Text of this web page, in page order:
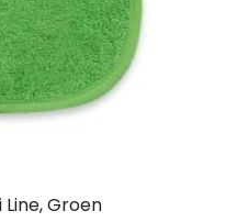
Line, Groen